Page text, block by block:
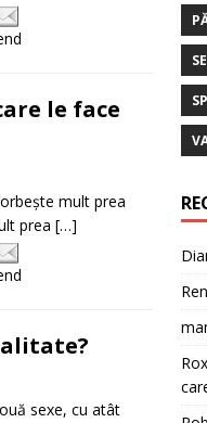
le face
mult prea
prea […]
sexe, cu atât